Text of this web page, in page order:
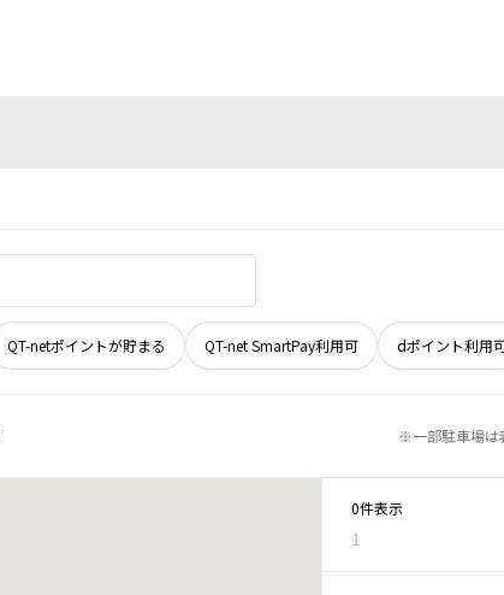
QT-netポイントが貯まる QT-net SmartPay利用可 dポイント利用
※一部駐車場は
0件表示
1